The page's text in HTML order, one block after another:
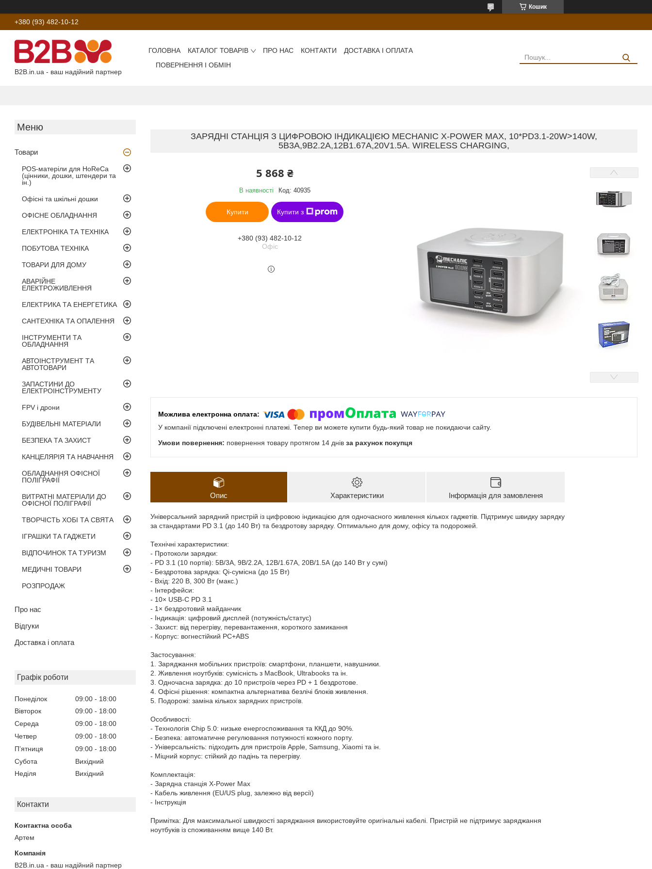
Кошик
+380 (93) 482-10-12
B2B.in.ua - ваш надійний партнер
ГОЛОВНА КАТАЛОГ ТОВАРІВ ПРО НАС КОНТАКТИ
ДОСТАВКА І ОПЛАТА
ПОВЕРНЕННЯ І ОБМІН
Товари
POS-матеріли для HoReCa
(цінники, дошки, штендери та
ін.)
Офісні та шкільні дошки
ОФІСНЕ ОБЛАДНАННЯ
ЕЛЕКТРОНІКА ТА ТЕХНІКА
ПОБУТОВА ТЕХНІКА
ТОВАРИ ДЛЯ ДОМУ
АВАРІЙНЕ
ЕЛЕКТРОЖИВЛЕННЯ
ЕЛЕКТРИКА ТА ЕНЕРГЕТИКА
САНТЕХНІКА ТА ОПАЛЕННЯ
ІНСТРУМЕНТИ ТА
ОБЛАДНАННЯ
АВТОІНСТРУМЕНТ ТА
АВТОТОВАРИ
ЗАПАСТИНИ ДО
ЕЛЕКТРОІНСТРУМЕНТУ
FPV і дрони
БУДІВЕЛЬНІ МАТЕРІАЛИ
БЕЗПЕКА ТА ЗАХИСТ
КАНЦЕЛЯРІЯ ТА НАВЧАННЯ
ОБЛАДНАННЯ ОФІСНОЇ
ПОЛІГРАФІЇ
ВИТРАТНІ МАТЕРІАЛИ ДО
ОФІСНОЇ ПОЛІГРАФІЇ
ТВОРЧІСТЬ ХОБІ ТА СВЯТА
ІГРАШКИ ТА ГАДЖЕТИ
ВІДПОЧИНОК ТА ТУРИЗМ
МЕДИЧНІ ТОВАРИ
РОЗПРОДАЖ
Про нас
Відгуки
Доставка і оплата
Графік роботи
Понеділок 09:00
18:00
Вівторок
09:00
18:00
Середа
09:00
18:00
Четвер
09:00
18:00
Пʼятниця
09:00
18:00
Субота
Вихідний
Неділя
Вихідний
Контакти
Артем
B2B.in.ua - ваш надійний партнер
ЗАРЯДНІ СТАНЦІЯ З ЦИФРОВОЮ ІНДИКАЦІЄЮ MECHANIC X-POWER MAX, 10*PD3.1-20W>140W,
5В3А,9В2.2A,12В1.67А,20V1.5A. WIRELESS CHARGING,
5 868 ₴
В наявності Код: 40935
Купити Купити з
+380 (93) 482-10-12
Офіс
У компанії підключені електронні платежі. Тепер ви можете купити будь-який товар не покидаючи сайту.
повернення товару протягом 14 днів за рахунок покупця
Опис Характеристики Інформація для замовлення
Універсальний зарядний пристрій із цифровою індикацією для одночасного живлення кількох гаджетів. Підтримує швидку зарядку
за стандартами PD 3.1 (до 140 Вт) та бездротову зарядку. Оптимально для дому, офісу та подорожей.
Технічні характеристики:
- Протоколи зарядки:
- PD 3.1 (10 портів): 5В/3А, 9В/2.2А, 12В/1.67А, 20В/1.5А (до 140 Вт у сумі)
- Бездротова зарядка: Qi-сумісна (до 15 Вт)
- Вхід: 220 В, 300 Вт (макс.)
- Інтерфейси:
- 10× USB-C PD 3.1
- 1× бездротовий майданчик
- Індикація: цифровий дисплей (потужність/статус)
- Захист: від перегріву, перевантаження, короткого замикання
- Корпус: вогнестійкий PC+ABS
Застосування:
1. Заряджання мобільних пристроїв: смартфони, планшети, навушники.
2. Живлення ноутбуків: сумісність з MacBook, Ultrabooks та ін.
3. Одночасна зарядка: до 10 пристроїв через PD + 1 бездротове.
4. Офісні рішення: компактна альтернатива безлічі блоків живлення.
5. Подорожі: заміна кількох зарядних пристроїв.
Особливості:
- Технологія Chip 5.0: низьке енергоспоживання та ККД до 90%.
- Безпека: автоматичне регулювання потужності кожного порту.
- Універсальність: підходить для пристроїв Apple, Samsung, Xiaomi та ін.
- Міцний корпус: стійкий до падінь та перегріву.
Комплектація:
- Зарядна станція X-Power Max
- Кабель живлення (EU/US plug, залежно від версії)
- Інструкція
Примітка: Для максимальної швидкості заряджання використовуйте оригінальні кабелі. Пристрій не підтримує заряджання
ноутбуків із споживанням вище 140 Вт.